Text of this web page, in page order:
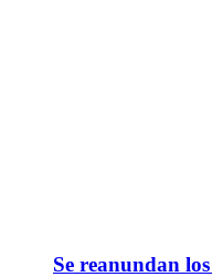
Se reanundan